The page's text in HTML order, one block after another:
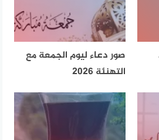
صور دعاء ليوم الجمعة مع
التهنئة 2026